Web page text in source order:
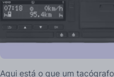
Aqui está o que um